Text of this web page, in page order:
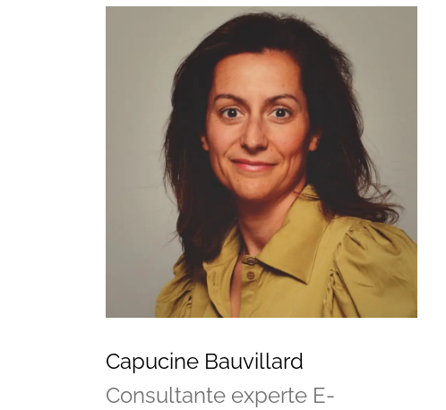
Vos questions
Capucine Bauvillard
Consultante experte E-